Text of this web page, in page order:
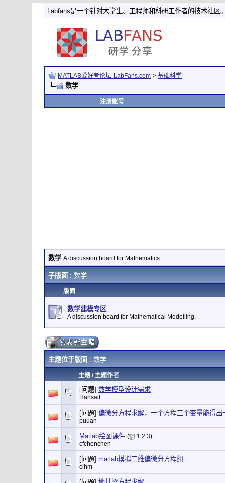
Labfans是一个针对大学生、工程师和科研工作者的技术社区
MATLAB爱好者论坛-LabFans.com > 基础科学
数学
注册账号
数学 A discussion board for Mathematics.
子版面: 数学
版面
数学建模专区
A discussion board for Mathematical Modelling.
主题位于版面: 数学
主题/ 主题作者
[问题] 数学模型设计需求
Hansail
[问题] 偏微分方程求解，一个方程三个变量能得出
puuah
Matlab绘图课件 ( 1 2 3)
cfchenchen
[问题] matlab模拟二维偏微分方程组
clhm